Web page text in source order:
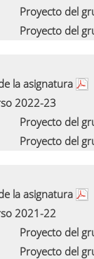
Proyecto del
Proyecto del
la asignatura
2022-23
Proyecto del
Proyecto del
la asignatura
2021-22
Proyecto del
Proyecto del